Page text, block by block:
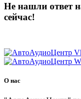
Не нашли ответ
сейчас!
О нас